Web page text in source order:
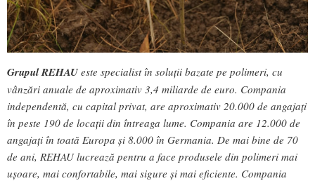
Grupul REHAU este specialist în soluții bazate pe polimeri, cu
vânzări anuale de aproximativ 3,4 miliarde de euro. Compania
independentă, cu capital privat, are aproximativ 20.000 de angajați
în peste 190 de locații din întreaga lume. Compania are 12.000 de
angajați în toată Europa și 8.000 în Germania. De mai bine de 70
de ani, REHAU lucrează pentru a face produsele din polimeri mai
ușoare, mai confortabile, mai sigure și mai eficiente. Compania